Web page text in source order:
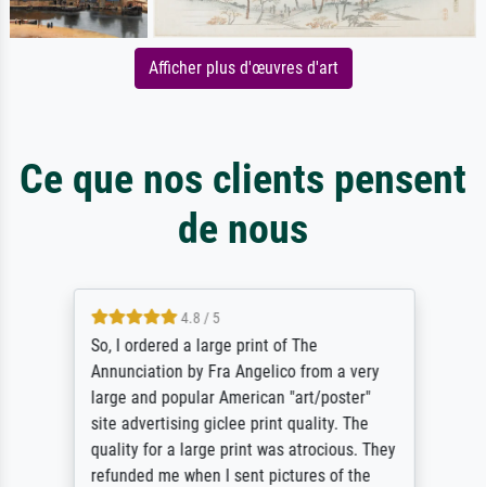
Afficher plus d'œuvres d'art
Ce que nos clients pensent
de nous
4.8 / 5
So, I ordered a large print of The
Annunciation by Fra Angelico from a very
large and popular American "art/poster"
site advertising giclee print quality. The
quality for a large print was atrocious. They
refunded me when I sent pictures of the